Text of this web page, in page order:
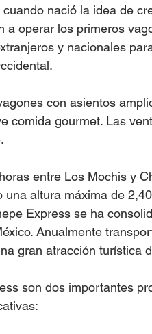
nació la idea de
a operar los primeros
y nacionales
con asientos
comida gourmet. Las
entre Los Mochis y
altura máxima de
Express se ha
Anualmente
gran atracción turística
son dos importantes